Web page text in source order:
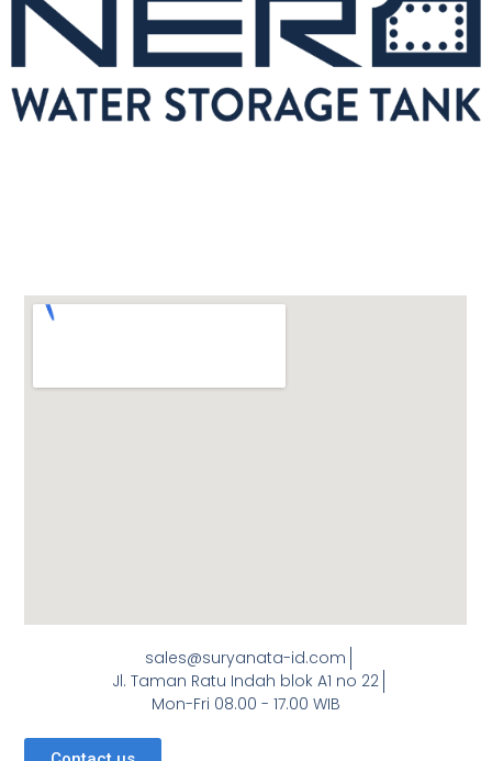
sales@suryanata-id.com
Jl. Taman Ratu Indah blok A1 no 22
Mon-Fri 08.00 - 17.00 WIB